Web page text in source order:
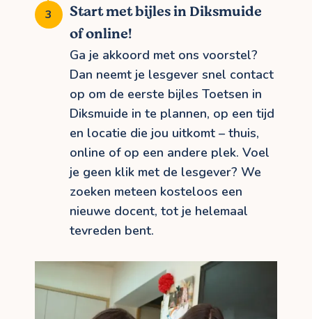
Start met bijles in Diksmuide
of online!
Ga je akkoord met ons voorstel?
Dan neemt je lesgever snel contact
op om de eerste bijles Toetsen in
Diksmuide in te plannen, op een tijd
en locatie die jou uitkomt – thuis,
online of op een andere plek. Voel
je geen klik met de lesgever? We
zoeken meteen kosteloos een
nieuwe docent, tot je helemaal
tevreden bent.